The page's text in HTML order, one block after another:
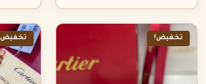
تخفيض! تخفيض!